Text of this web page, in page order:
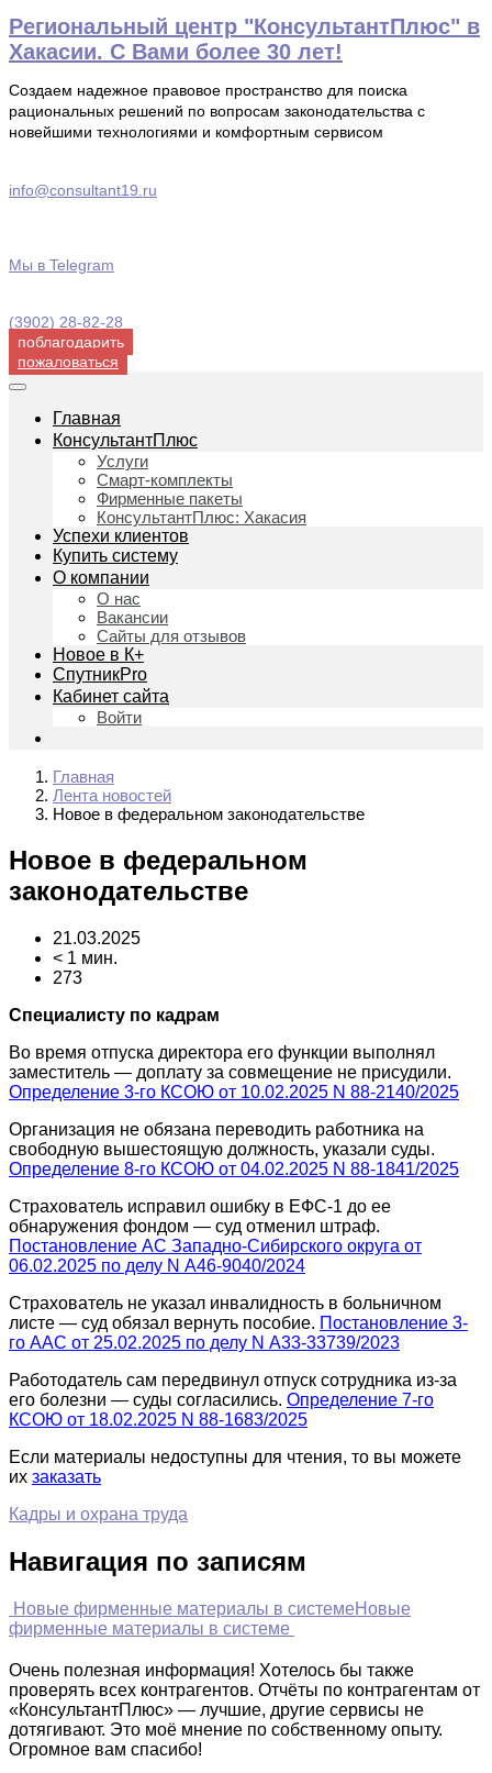
Перейти
к
содержимому
Региональный центр "КонсультантПлюс" в
Хакасии. С Вами более 30 лет!
Создаем надежное правовое пространство для поиска
рациональных решений по вопросам законодательства с
новейшими технологиями и комфортным сервисом
info@consultant19.ru
Мы в Telegram
(3902) 28-82-28
поблагодарить
пожаловаться
Главная
КонсультантПлюс
Услуги
Смарт-комплекты
Фирменные пакеты
КонсультантПлюс: Хакасия
Успехи клиентов
Купить систему
О компании
О нас
Вакансии
Сайты для отзывов
Новое в К+
СпутникPro
Кабинет сайта
Войти
Главная
Лента новостей
Новое в федеральном законодательстве
Новое в федеральном
законодательстве
21.03.2025
< 1 мин.
273
Специалисту по кадрам
Во время отпуска директора его функции выполнял
заместитель — доплату за совмещение не присудили.
Определение 3-го КСОЮ от 10.02.2025 N 88-2140/2025
Организация не обязана переводить работника на
свободную вышестоящую должность, указали суды.
Определение 8-го КСОЮ от 04.02.2025 N 88-1841/2025
Страхователь исправил ошибку в ЕФС-1 до ее
обнаружения фондом — суд отменил штраф.
Постановление АС Западно-Сибирского округа от
06.02.2025 по делу N А46-9040/2024
Страхователь не указал инвалидность в больничном
листе — суд обязал вернуть пособие. Постановление 3-
го ААС от 25.02.2025 по делу N А33-33739/2023
Работодатель сам передвинул отпуск сотрудника из-за
его болезни — суды согласились. Определение 7-го
КСОЮ от 18.02.2025 N 88-1683/2025
Если материалы недоступны для чтения, то вы можете
их заказать
Кадры и охрана труда
Навигация по записям
Новые фирменные материалы в системеНовые
фирменные материалы в системе
Очень полезная информация! Хотелось бы также
проверять всех контрагентов. Отчёты по контрагентам от
«КонсультантПлюс» — лучшие, другие сервисы не
дотягивают. Это моё мнение по собственному опыту.
Огромное вам спасибо!